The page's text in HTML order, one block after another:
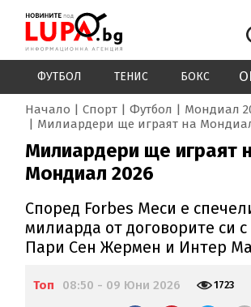
ФУТБОЛ ТЕНИС БОКС
Начало Спорт Футбол Мондиал
Милиардери ще играят на
Милиардери ще играят
Мондиал 2026
Според Forbes Меси е
милиарда от договорите си
Пари Сен Жермен и Интер
Топ 08:50 - 09 Юни 2026 1723